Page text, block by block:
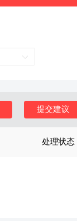
提交建议
处理状态